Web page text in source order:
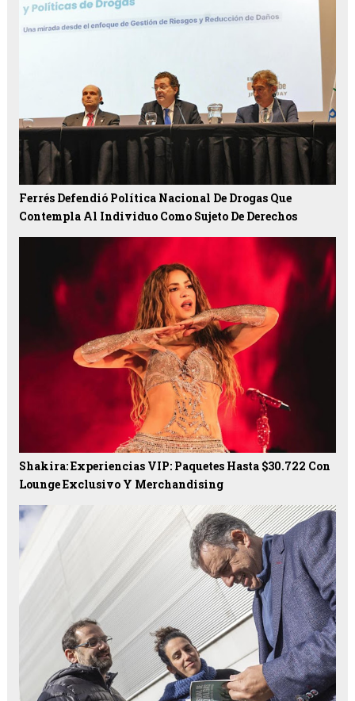
Ferrés Defendió Política Nacional De Drogas Que
Contempla Al Individuo Como Sujeto De Derechos
Shakira: Experiencias VIP: Paquetes Hasta $30.722 Con
Lounge Exclusivo Y Merchandising